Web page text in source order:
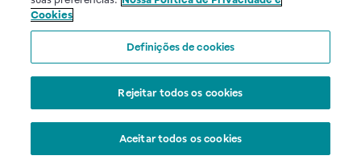
Cookies
Definições de cookies
Rejeitar todos os cookies
Aceitar todos os cookies